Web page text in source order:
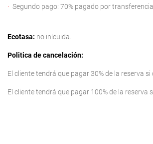
Segundo pago: 70% pagado por
Ecotasa: no inlcuida.
Politica de cancelación:
El cliente tendrá que pagar 30% de la reserva
El cliente tendrá que pagar 100% de la